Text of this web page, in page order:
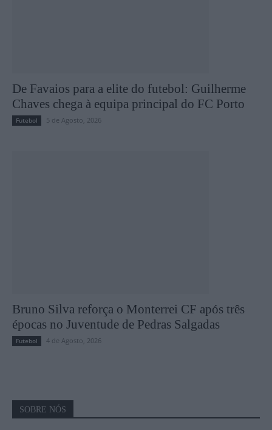
De Favaios para a elite do futebol: Guilherme
Chaves chega à equipa principal do FC Porto
Futebol 5 de Agosto, 2026
Bruno Silva reforça o Monterrei CF após três
épocas no Juventude de Pedras Salgadas
Futebol 4 de Agosto, 2026
SOBRE NÓS